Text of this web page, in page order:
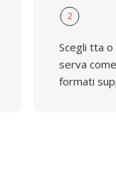
2
Scegli tta
serva
formati